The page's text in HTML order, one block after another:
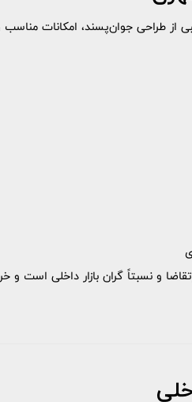
از طراحی جوان‌پسند، امکانات مناسب
و نسبتاً گران بازار داخلی است و